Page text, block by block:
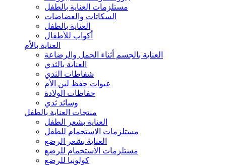
مستلزمات العناية بالطفل
السكاتات والعضاضات
العناية بالطفل
أكواب للأطفال
العناية بالأم
العناية بالجسم أثناء الحمل والرضاعة
العناية بالثدي
شفاطات الثدي
عبوات حفظ لبن الأم
حفاظات الولادة
وسائد ثدي
منتجات العناية بالطفل
العناية بشعر الطفل
مستلزمات الاستحمام للطفل
العناية بشعر الرضع
مستلزمات الاستحمام للرضع
كولونيا للرضع